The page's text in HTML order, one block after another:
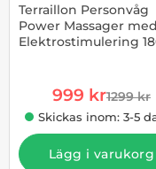
Terraillon Personvåg
Power Massager med
Elektrostimulering
rea pris
999 krtidigare
1299 kr
Skickas inom: 3-5
Lägg i varukorg